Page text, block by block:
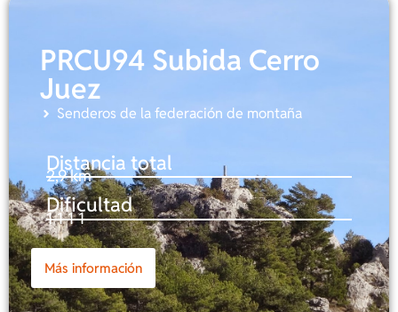
PRCU94 Subida Cerro
Juez
Senderos de la federación de montaña
Distancia total
2,9 km
Dificultad
1-1-1-1
Más información